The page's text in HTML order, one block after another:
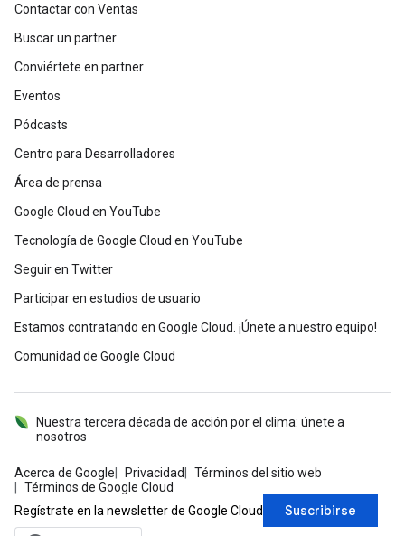
Contactar con Ventas
Buscar un partner
Conviértete en partner
Eventos
Pódcasts
Centro para Desarrolladores
Área de prensa
Google Cloud en YouTube
Tecnología de Google Cloud en YouTube
Seguir en Twitter
Participar en estudios de usuario
Estamos contratando en Google Cloud. ¡Únete a nuestro equipo!
Comunidad de Google Cloud
Acerca de Google Privacidad
Términos del sitio web
Términos de Google Cloud
Nuestra tercera década de acción por el clima: únete a
nosotros
Regístrate en la newsletter de Google Cloud Suscribirse